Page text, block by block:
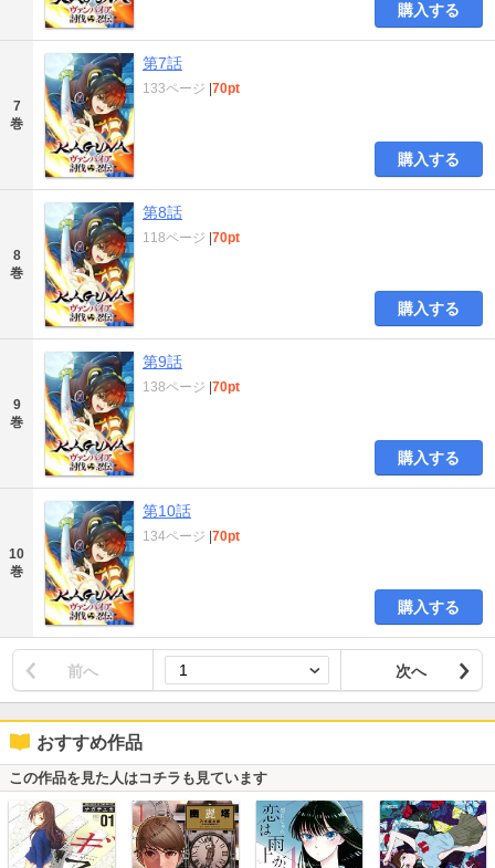
購入する
7
巻
第7話
133ページ 70pt
購入する
8
巻
第8話
118ページ 70pt
購入する
9
巻
第9話
138ページ 70pt
購入する
10
巻
第10話
134ページ 70pt
購入する
前へ 次へ
おすすめ作品
この作品を見た人はコチラも見ています